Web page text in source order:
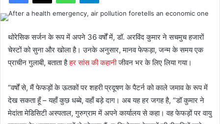
थोरेसिक सर्जन के रूप में अपने 36 वर्षों में, डॉ. अरविंद कुमार ने सचमुच हजारों
चेस्टों को सुना और खोला है। उनके अनुसार, मानव फेफड़ा, जन्म के समय एक
प्राचीन गुलाबी, बताता हैहर सांस की कहानीजीवन भर के लिए लिया गया।
“वर्षों से, मैं फेफड़ों के ऊतकों पर शहरी प्रदूषण के पैटर्न को काले जमाव के रूप में
देख सकता हूँ – यहाँ कुछ धब्बे, वहाँ बड़े दाग। अब यह हर जगह है, ”डॉ कुमार ने
मेदांता मेडिसिटी अस्पताल, गुरुग्राम में अपने कार्यालय से कहा। वह फेफड़ों पर वायु